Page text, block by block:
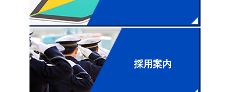
採用案内